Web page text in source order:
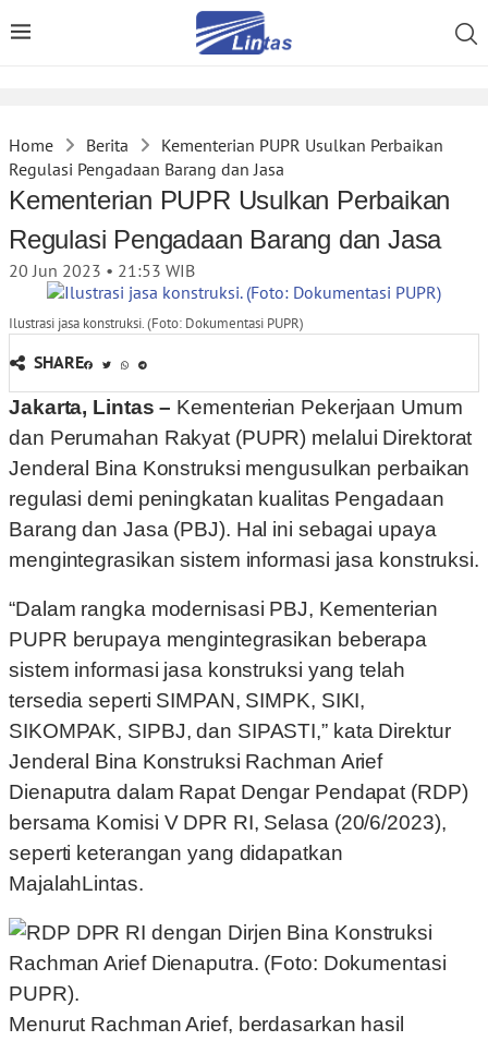
Home Berita
Kementerian PUPR Usulkan Perbaikan
Regulasi Pengadaan Barang dan Jasa
Kementerian PUPR Usulkan Perbaikan
Regulasi Pengadaan Barang dan Jasa
20 Jun 2023 • 21:53 WIB
Ilustrasi jasa konstruksi. (Foto: Dokumentasi PUPR)
SHARE
Jakarta, Lintas – Kementerian Pekerjaan Umum
dan Perumahan Rakyat (PUPR) melalui Direktorat
Jenderal Bina Konstruksi mengusulkan perbaikan
regulasi demi peningkatan kualitas Pengadaan
Barang dan Jasa (PBJ). Hal ini sebagai upaya
mengintegrasikan sistem informasi jasa konstruksi.
“Dalam rangka modernisasi PBJ, Kementerian
PUPR berupaya mengintegrasikan beberapa
sistem informasi jasa konstruksi yang telah
tersedia seperti SIMPAN, SIMPK, SIKI,
SIKOMPAK, SIPBJ, dan SIPASTI,” kata Direktur
Jenderal Bina Konstruksi Rachman Arief
Dienaputra dalam Rapat Dengar Pendapat (RDP)
bersama Komisi V DPR RI, Selasa (20/6/2023),
seperti keterangan yang didapatkan
MajalahLintas.
Menurut Rachman Arief, berdasarkan hasil